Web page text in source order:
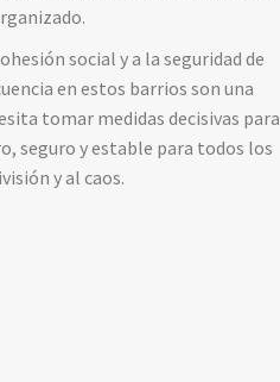
social y a la seguridad de
en estos barrios son una
tomar medidas decisivas para
seguro y estable para todos los
y al caos.